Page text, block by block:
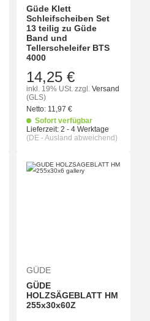
Güde Klett
Schleifscheiben Set
13 teilig zu Güde
Band und
Tellerscheleifer BTS
4000
14,25 €
inkl. 19% USt. zzgl. Versand
(GLS)
Netto: 11,97 €
Sofort verfügbar
Lieferzeit: 2 - 4 Werktage
(DE - Ausland abweichend)
GÜDE
GÜDE
HOLZSÄGEBLATT HM
255x30x60Z